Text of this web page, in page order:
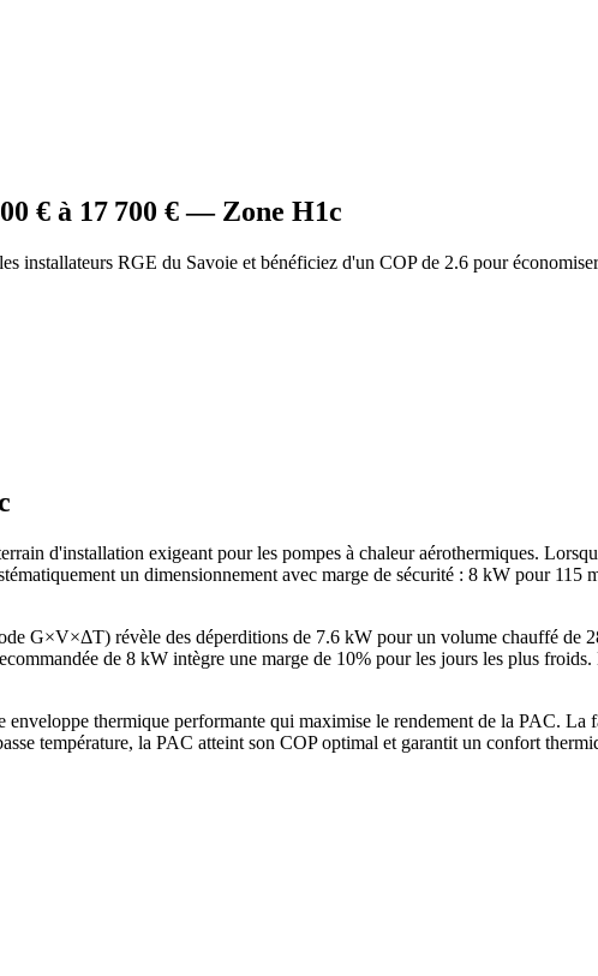
€ à 17 700 € — Zone H1c
installateurs RGE du Savoie et bénéficiez d'un COP de 2.6 pour
d'installation exigeant pour les pompes à chaleur aérothermiques.
un dimensionnement avec marge de sécurité : 8 kW pour 115
G×V×ΔT) révèle des déperditions de 7.6 kW pour un volume chauffé
de 8 kW intègre une marge de 10% pour les jours les plus
thermique performante qui maximise le rendement de la PAC. La
température, la PAC atteint son COP optimal et garantit un confort